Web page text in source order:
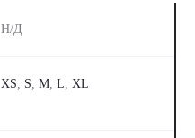
Н/Д
XS, S, M, L, XL